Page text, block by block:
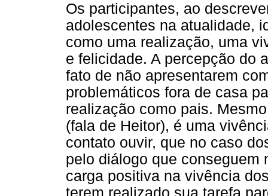
Os participantes, ao
adolescentes na atualidade,
como uma realização, uma
e felicidade. A percepção do
fato de não apresentarem
problemáticos fora de casa
realização como pais.
(fala de Heitor), é uma
contato ouvir, que no caso
pelo diálogo que conseguem
carga positiva na vivência